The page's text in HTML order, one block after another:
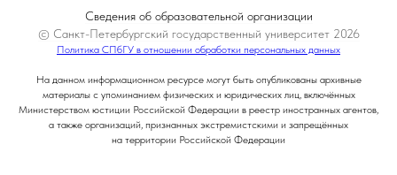
Сведения об образовательной организации
© Санкт-Петербургский государственный университет 2026
Политика СПбГУ в отношении обработки персональных данных
На данном информационном ресурсе могут быть опубликованы архивные
материалы с упоминанием физических и юридических лиц, включённых
Министерством юстиции Российской Федерации в реестр иностранных агентов,
а также организаций, признанных экстремистскими и запрещённых
на территории Российской Федерации